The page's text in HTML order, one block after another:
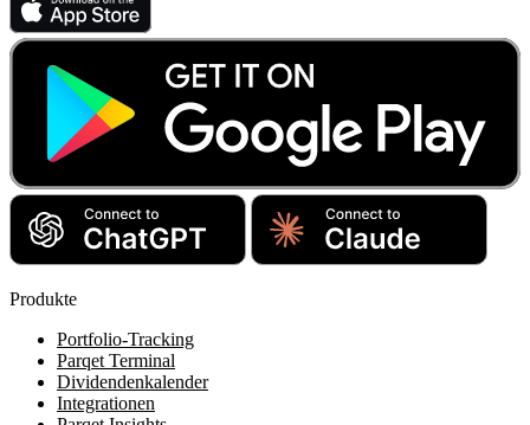
Produkte
Portfolio-Tracking
Parqet Terminal
Dividendenkalender
Integrationen